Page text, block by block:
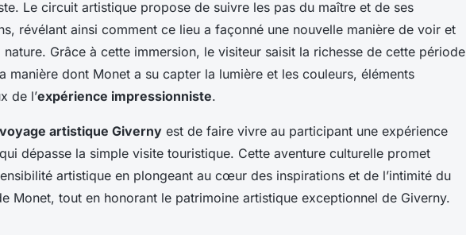
Le circuit artistique propose de suivre les pas du maître et de ses
révélant ainsi comment ce lieu a façonné une nouvelle manière de voir et
Grâce à cette immersion, le visiteur saisit la richesse de cette période
manière dont Monet a su capter la lumière et les couleurs, éléments
de l’expérience impressionniste.
voyage artistique Giverny est de faire vivre au participant une expérience
dépasse la simple visite touristique. Cette aventure culturelle promet
artistique en plongeant au cœur des inspirations et de l’intimité du
Monet, tout en honorant le patrimoine artistique exceptionnel de Giverny.